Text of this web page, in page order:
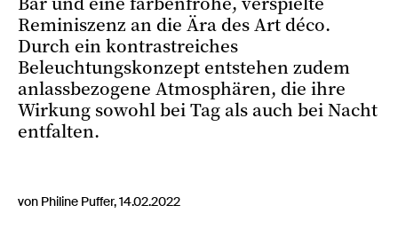
Reminiszenz an die Ära des Art déco.
Durch ein kontrastreiches
Beleuchtungskonzept entstehen zudem
anlassbezogene Atmosphären, die ihre
Wirkung sowohl bei Tag als auch bei Nacht
entfalten.
von Philine Puffer, 14.02.2022